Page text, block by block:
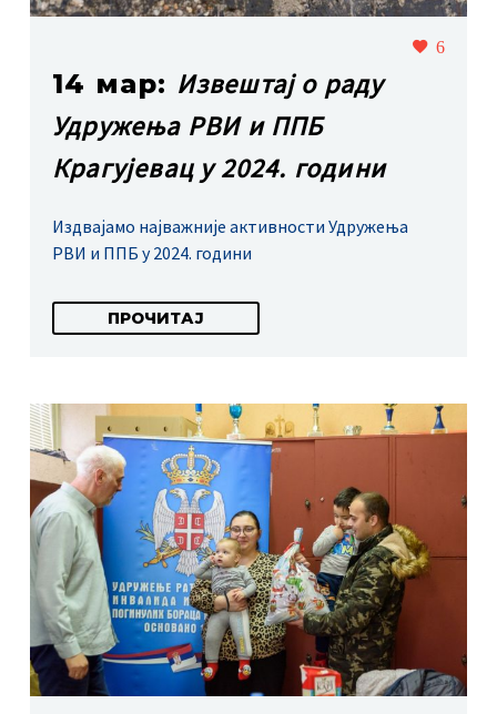
6
14 мар: Извештај о раду
Удружења РВИ и ППБ
Крагујевац у 2024. години
Издвајамо најважније активности Удружења
РВИ и ППБ у 2024. години
ПРОЧИТАЈ